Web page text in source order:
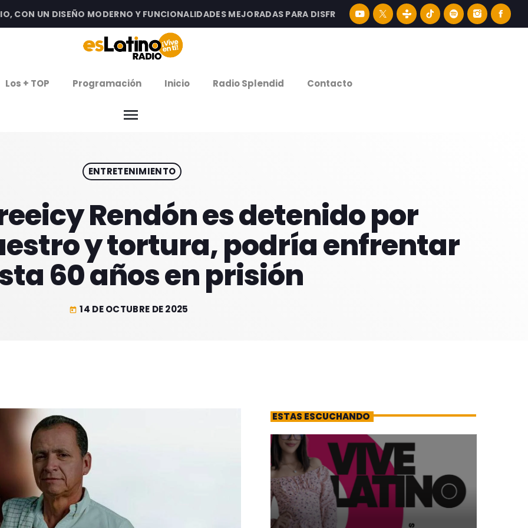
UN DISEÑO MODERNO Y FUNCIONALIDADES MEJORADAS PARA DISFRUTAR LA MEJOR MÚSICA LATINA Y CONTENIDO
Los + TOP Programación Inicio Radio Splendid Contacto
menu
DE ESTRENOSENTRETENIMIENTO
Rendón es detenido por
y tortura, podría enfrentar
60 años en prisión
today 14 DE OCTUBRE DE 2025
ESTAS ESCUCHANDO